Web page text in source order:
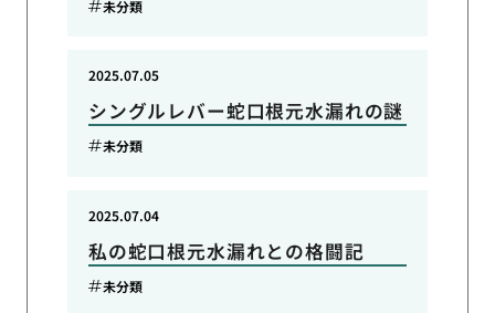
未分類
シングルレバー蛇口根元水漏れの謎
2025.07.05
未分類
私の蛇口根元水漏れとの格闘記
2025.07.04
未分類